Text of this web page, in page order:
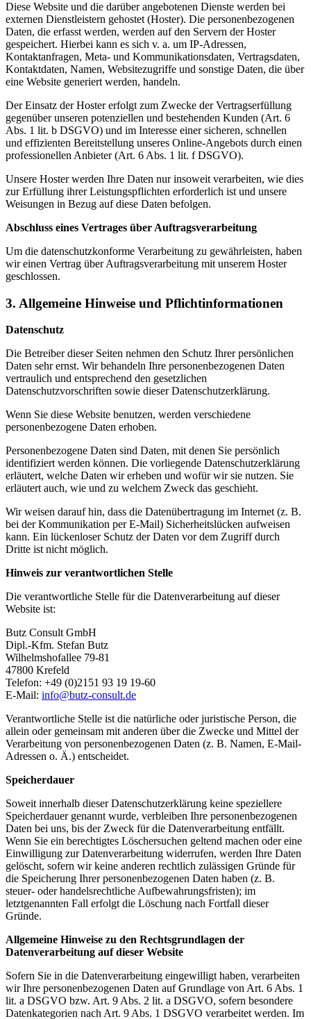
Diese Website und die darüber angebotenen Dienste werden bei
externen Dienstleistern gehostet (Hoster). Die personenbezogenen
Daten, die erfasst werden, werden auf den Servern der Hoster
gespeichert. Hierbei kann es sich v. a. um IP-Adressen,
Kontaktanfragen, Meta- und Kommunikationsdaten, Vertragsdaten,
Kontaktdaten, Namen, Websitezugriffe und sonstige Daten, die über
eine Website generiert werden, handeln.
Der Einsatz der Hoster erfolgt zum Zwecke der Vertragserfüllung
gegenüber unseren potenziellen und bestehenden Kunden (Art. 6
Abs. 1 lit. b DSGVO) und im Interesse einer sicheren, schnellen
und effizienten Bereitstellung unseres Online-Angebots durch einen
professionellen Anbieter (Art. 6 Abs. 1 lit. f DSGVO).
Unsere Hoster werden Ihre Daten nur insoweit verarbeiten, wie dies
zur Erfüllung ihrer Leistungspflichten erforderlich ist und unsere
Weisungen in Bezug auf diese Daten befolgen.
Abschluss eines Vertrages über Auftragsverarbeitung
Um die datenschutzkonforme Verarbeitung zu gewährleisten, haben
wir einen Vertrag über Auftragsverarbeitung mit unserem Hoster
geschlossen.
3. Allgemeine Hinweise und Pflichtinformationen
Datenschutz
Die Betreiber dieser Seiten nehmen den Schutz Ihrer persönlichen
Daten sehr ernst. Wir behandeln Ihre personenbezogenen Daten
vertraulich und entsprechend den gesetzlichen
Datenschutzvorschriften sowie dieser Datenschutzerklärung.
Wenn Sie diese Website benutzen, werden verschiedene
personenbezogene Daten erhoben.
Personenbezogene Daten sind Daten, mit denen Sie persönlich
identifiziert werden können. Die vorliegende Datenschutzerklärung
erläutert, welche Daten wir erheben und wofür wir sie nutzen. Sie
erläutert auch, wie und zu welchem Zweck das geschieht.
Wir weisen darauf hin, dass die Datenübertragung im Internet (z. B.
bei der Kommunikation per E-Mail) Sicherheitslücken aufweisen
kann. Ein lückenloser Schutz der Daten vor dem Zugriff durch
Dritte ist nicht möglich.
Hinweis zur verantwortlichen Stelle
Die verantwortliche Stelle für die Datenverarbeitung auf dieser
Website ist:
Butz Consult GmbH
Dipl.-Kfm. Stefan Butz
Wilhelmshofallee 79-81
47800 Krefeld
Telefon: +49 (0)2151 93 19 19-60
E-Mail: info@butz-consult.de
Verantwortliche Stelle ist die natürliche oder juristische Person, die
allein oder gemeinsam mit anderen über die Zwecke und Mittel der
Verarbeitung von personenbezogenen Daten (z. B. Namen, E-Mail-
Adressen o. Ä.) entscheidet.
Speicherdauer
Soweit innerhalb dieser Datenschutzerklärung keine speziellere
Speicherdauer genannt wurde, verbleiben Ihre personenbezogenen
Daten bei uns, bis der Zweck für die Datenverarbeitung entfällt.
Wenn Sie ein berechtigtes Löschersuchen geltend machen oder eine
Einwilligung zur Datenverarbeitung widerrufen, werden Ihre Daten
gelöscht, sofern wir keine anderen rechtlich zulässigen Gründe für
die Speicherung Ihrer personenbezogenen Daten haben (z. B.
steuer- oder handelsrechtliche Aufbewahrungsfristen); im
letztgenannten Fall erfolgt die Löschung nach Fortfall dieser
Gründe.
Allgemeine Hinweise zu den Rechtsgrundlagen der
Datenverarbeitung auf dieser Website
Sofern Sie in die Datenverarbeitung eingewilligt haben, verarbeiten
wir Ihre personenbezogenen Daten auf Grundlage von Art. 6 Abs. 1
lit. a DSGVO bzw. Art. 9 Abs. 2 lit. a DSGVO, sofern besondere
Datenkategorien nach Art. 9 Abs. 1 DSGVO verarbeitet werden. Im